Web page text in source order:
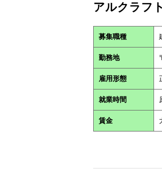
アルクラフ
募集職種
勤務地
雇用形態
就業時間
賃金